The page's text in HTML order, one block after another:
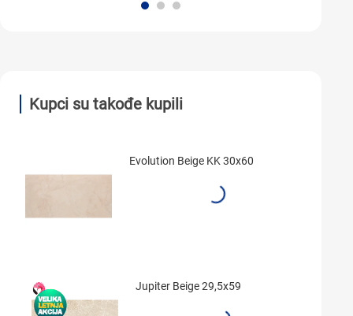
Kupci su takođe kupili
Evolution Beige KK 30x60
Jupiter Beige 29,5x59